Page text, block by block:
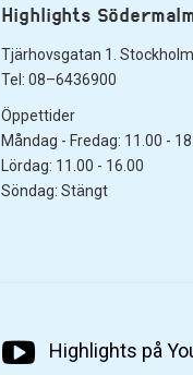
Highlights
Tjärhovsgatan 1. Stockholm
Tel: 08–6436900
Öppettider
Måndag - Fredag: 11.00 -
Lördag: 11.00 - 16.00
Söndag: Stängt
Highlights på